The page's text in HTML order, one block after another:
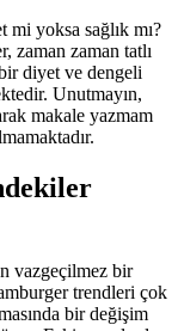
mi yoksa sağlık mı?
zaman zaman tatlı
diyet ve dengeli
Unutmayın,
makale yazmam
vazgeçilmez bir
trendleri çok
bir değişim